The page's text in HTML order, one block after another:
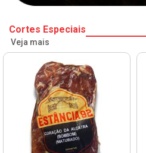
Cortes Especiais
Veja mais